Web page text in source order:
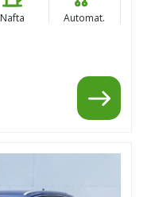
Nafta Automat.